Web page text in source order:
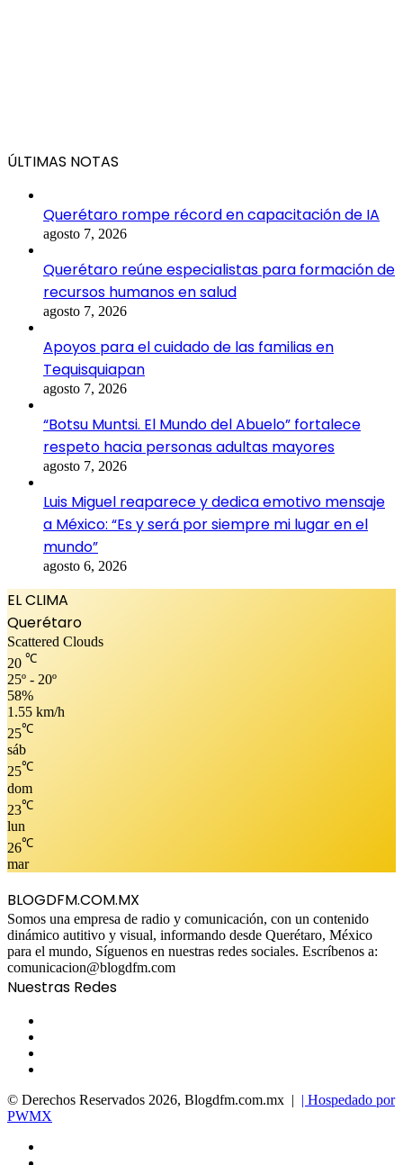
ÚLTIMAS NOTAS
Querétaro rompe récord en capacitación de IA
agosto 7, 2026
Querétaro reúne especialistas para formación de
recursos humanos en salud
agosto 7, 2026
Apoyos para el cuidado de las familias en
Tequisquiapan
agosto 7, 2026
“Botsu Muntsi. El Mundo del Abuelo” fortalece
respeto hacia personas adultas mayores
agosto 7, 2026
Luis Miguel reaparece y dedica emotivo mensaje
a México: “Es y será por siempre mi lugar en el
mundo”
agosto 6, 2026
EL CLIMA
Querétaro
Scattered Clouds
20 ℃
25º - 20º
58%
1.55 km/h
25℃
sáb
25℃
dom
23℃
lun
26℃
mar
BLOGDFM.COM.MX
Somos una empresa de radio y comunicación, con un contenido
dinámico autitivo y visual, informando desde Querétaro, México
para el mundo, Síguenos en nuestras redes sociales. Escríbenos a:
comunicacion@blogdfm.com
Nuestras Redes
© Derechos Reservados 2026, Blogdfm.com.mx | | Hospedado por
PWMX